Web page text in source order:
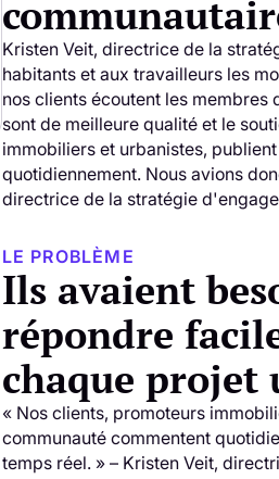
Kristen Veit, directrice de la
habitants et aux travailleurs les
nos clients écoutent les membres
sont de meilleure qualité et le
immobiliers et urbanistes,
quotidiennement. Nous avions
directrice de la stratégie
LE PROBLÈME
Ils avaient
répondre
chaque projet
« Nos clients, promoteurs
communauté commentent
temps réel. » – Kristen Veit,